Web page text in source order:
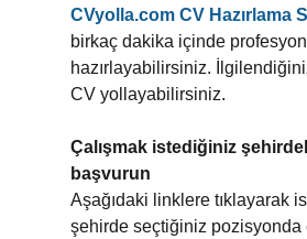
CVyolla.com CV Hazırlama
birkaç dakika içinde
hazırlayabilirsiniz.
CV yollayabilirsiniz.
Çalışmak istediğiniz
başvurun
Aşağıdaki linklere tıklayarak
şehirde seçtiğiniz pozisyonda